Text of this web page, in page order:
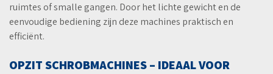
ruimtes of smalle gangen. Door het lichte gewicht en de
eenvoudige bediening zijn deze machines praktisch en
efficiënt.
OPZIT SCHROBMACHINES – IDEAAL VOOR